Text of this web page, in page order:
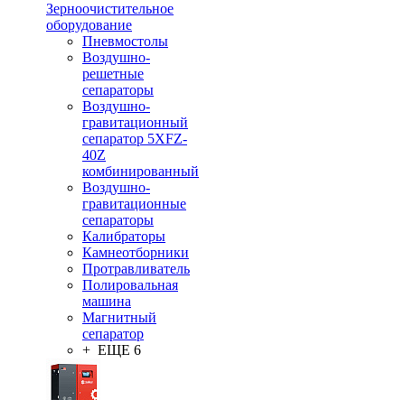
Зерноочистительное
оборудование
Пневмостолы
Воздушно-
решетные
сепараторы
Воздушно-
гравитационный
сепаратор 5XFZ-
40Z
комбинированный
Воздушно-
гравитационные
сепараторы
Калибраторы
Камнеотборники
Протравливатель
Полировальная
машина
Магнитный
сепаратор
+ ЕЩЕ 6